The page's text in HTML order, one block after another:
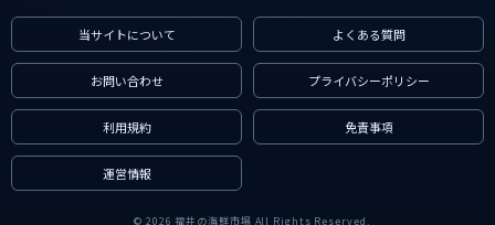
当サイトについて よくある質問
お問い合わせ プライバシーポリシー
利用規約 免責事項
運営情報
© 2026 福井の海鮮市場 All Rights Reserved.